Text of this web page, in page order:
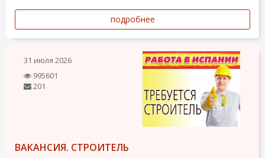
подробнее
31 июля 2026
995601
201
ВАКАНСИЯ. СТРОИТЕЛЬ